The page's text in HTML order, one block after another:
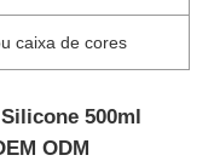
caixa de cores
500ml
ODM